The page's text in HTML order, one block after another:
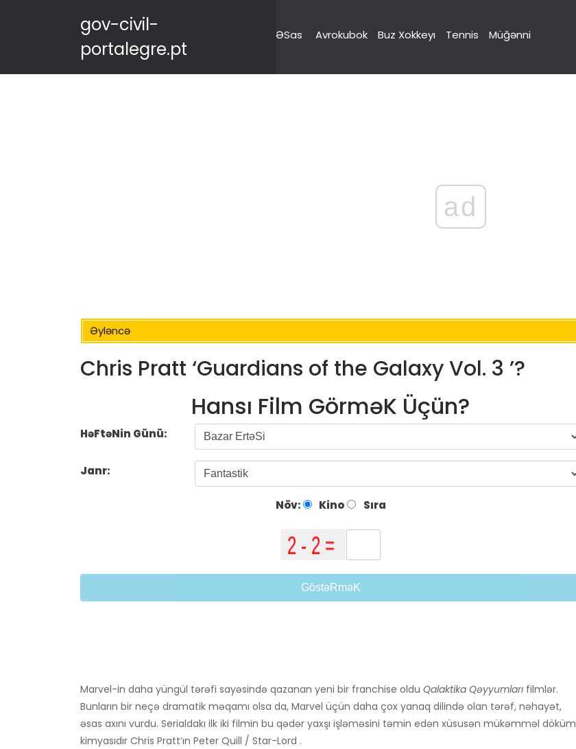
gov-civil-
portalegre.pt
ƏSas Avrokubok Buz Xokkeyı Tennis Müğənni
ad
Əyləncə
Chris Pratt ‘Guardians of the Galaxy Vol. 3 ’?
Hansı Film GörməK Üçün?
HəFtəNin Günü:
Janr:
Növ: Kino Sıra
GöstəRməK
Marvel-in daha yüngül tərəfi sayəsində qazanan yeni bir franchise oldu Qalaktika Qəyyumları filmlər.
Bunların bir neçə dramatik məqamı olsa da, Marvel üçün daha çox yanaq dilində olan tərəf, nəhayət,
əsas axını vurdu. Serialdakı ilk iki filmin bu qədər yaxşı işləməsini təmin edən xüsusən mükəmməl döküm
kimyasıdır Chris Pratt’ın Peter Quill / Star-Lord .